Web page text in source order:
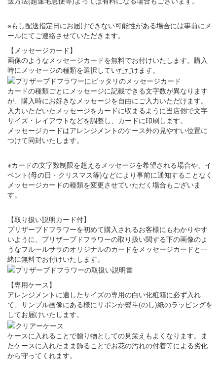
※もし配送指定日にお届けできない可能性がある場合には事前にメ
ールにてご連絡させていただきます。
【メッセージカード】
画像のようなメッセージカードを無料でお付けいたします。購入
時にメッセージの種類を選択していただけます。
カードの種類ごとにメッセージに記載できる文字数が異なります
が、購入時にお好きなメッセージを自由にご入力いただけます。
入力いただいたメッセージをカードに収まるように当店側で文字
サイズ・レイアウトなどを調整し、カードに印刷します。
メッセージカードはアレンジメントのケース外の見やすい位置に
つけて同封いたします。
※カードの文字数制限を超えるメッセージを希望される場合や、イ
ベント(母の日・クリスマス等)などにより事前に通知することなく
メッセージカードの種類を変更させていただく場合もございま
す。
【取り扱い説明カード付】
プリザーブドフラワーを初めて購入されるお客様にもわかりやす
いように、プリザーブドフラワーの取り扱い関する下の画像のよ
うなフルールサラのオリジナルのカードをメッセージカードと一
緒に無料でお付けいたします。
【専用ケース】
アレンジメントに適したサイズの専用の白い化粧箱に必ず入れ
て、サンプル画像にある様にリボンか熨斗(のし)紙のラッピングを
してお届けいたします。
ケースに入れることで贈り物としての見栄えもよくなります。ま
たケースに入れたまま飾ることでお花の汚れの付着等による劣化
から守ってくれます。